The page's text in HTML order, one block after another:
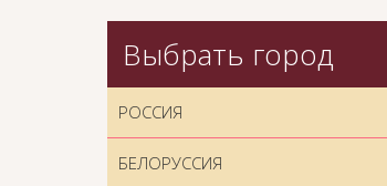
Выбрать город
РОССИЯ
БЕЛОРУССИЯ